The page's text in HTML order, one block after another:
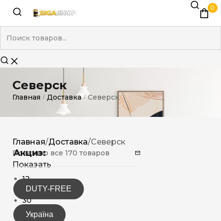
0
Северск
Главная / Доставка / Северск
Акциз:
DUTY-FREE
Україна
Главная/Доставка/Северск
Показано все 170 товаров
Показать
12
15
30